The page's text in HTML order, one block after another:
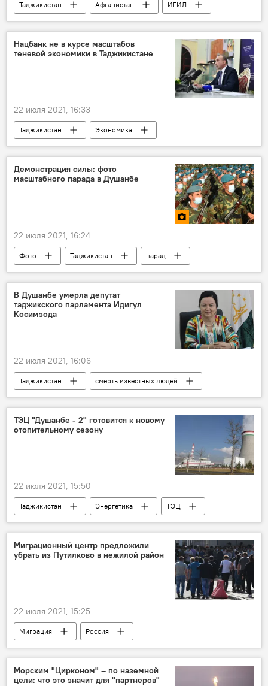
Таджикистан Афганистан
ИГИЛ
Афганистан и Таджикистан: новости на границе
граница
Нацбанк не в курсе масштабов
теневой экономики в Таджикистане
22 июля 2021, 16:33
Таджикистан Экономика
Демонстрация силы: фото
масштабного парада в Душанбе
22 июля 2021, 16:24
Фото Таджикистан
парад
Эмомали Рахмон
Армия и вооружение
В Душанбе умерла депутат
таджикского парламента Идигул
Косимзода
22 июля 2021, 16:06
Таджикистан
смерть известных людей
коронавирус
ТЭЦ "Душанбе - 2" готовится к новому
отопительному сезону
22 июля 2021, 15:50
Таджикистан Энергетика
ТЭЦ
Новости Душанбе
Миграционный центр предложили
убрать из Путилково в нежилой район
22 июля 2021, 15:25
Миграция Россия
Морским "Цирконом" – по наземной
цели: что это значит для "партнеров"